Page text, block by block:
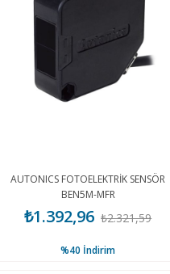
AUTONICS FOTOELEKTRİK SENSÖR
BEN5M-MFR
₺1.392,96 ₺2.321,59
%40 İndirim